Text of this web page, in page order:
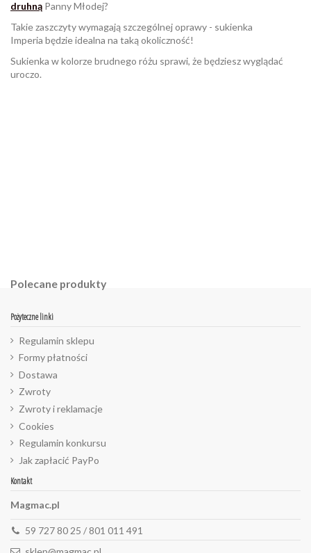
druhną Panny Młodej?
Takie zaszczyty wymagają szczególnej oprawy - sukienka
Imperia będzie idealna na taką okoliczność!
Sukienka w kolorze brudnego różu sprawi, że będziesz wyglądać
uroczo.
Polecane produkty
Pożyteczne linki
Regulamin sklepu
Formy płatności
Dostawa
Zwroty
Zwroty i reklamacje
Cookies
Regulamin konkursu
Jak zapłacić PayPo
Kontakt
Magmac.pl
59 727 80 25 / 801 011 491